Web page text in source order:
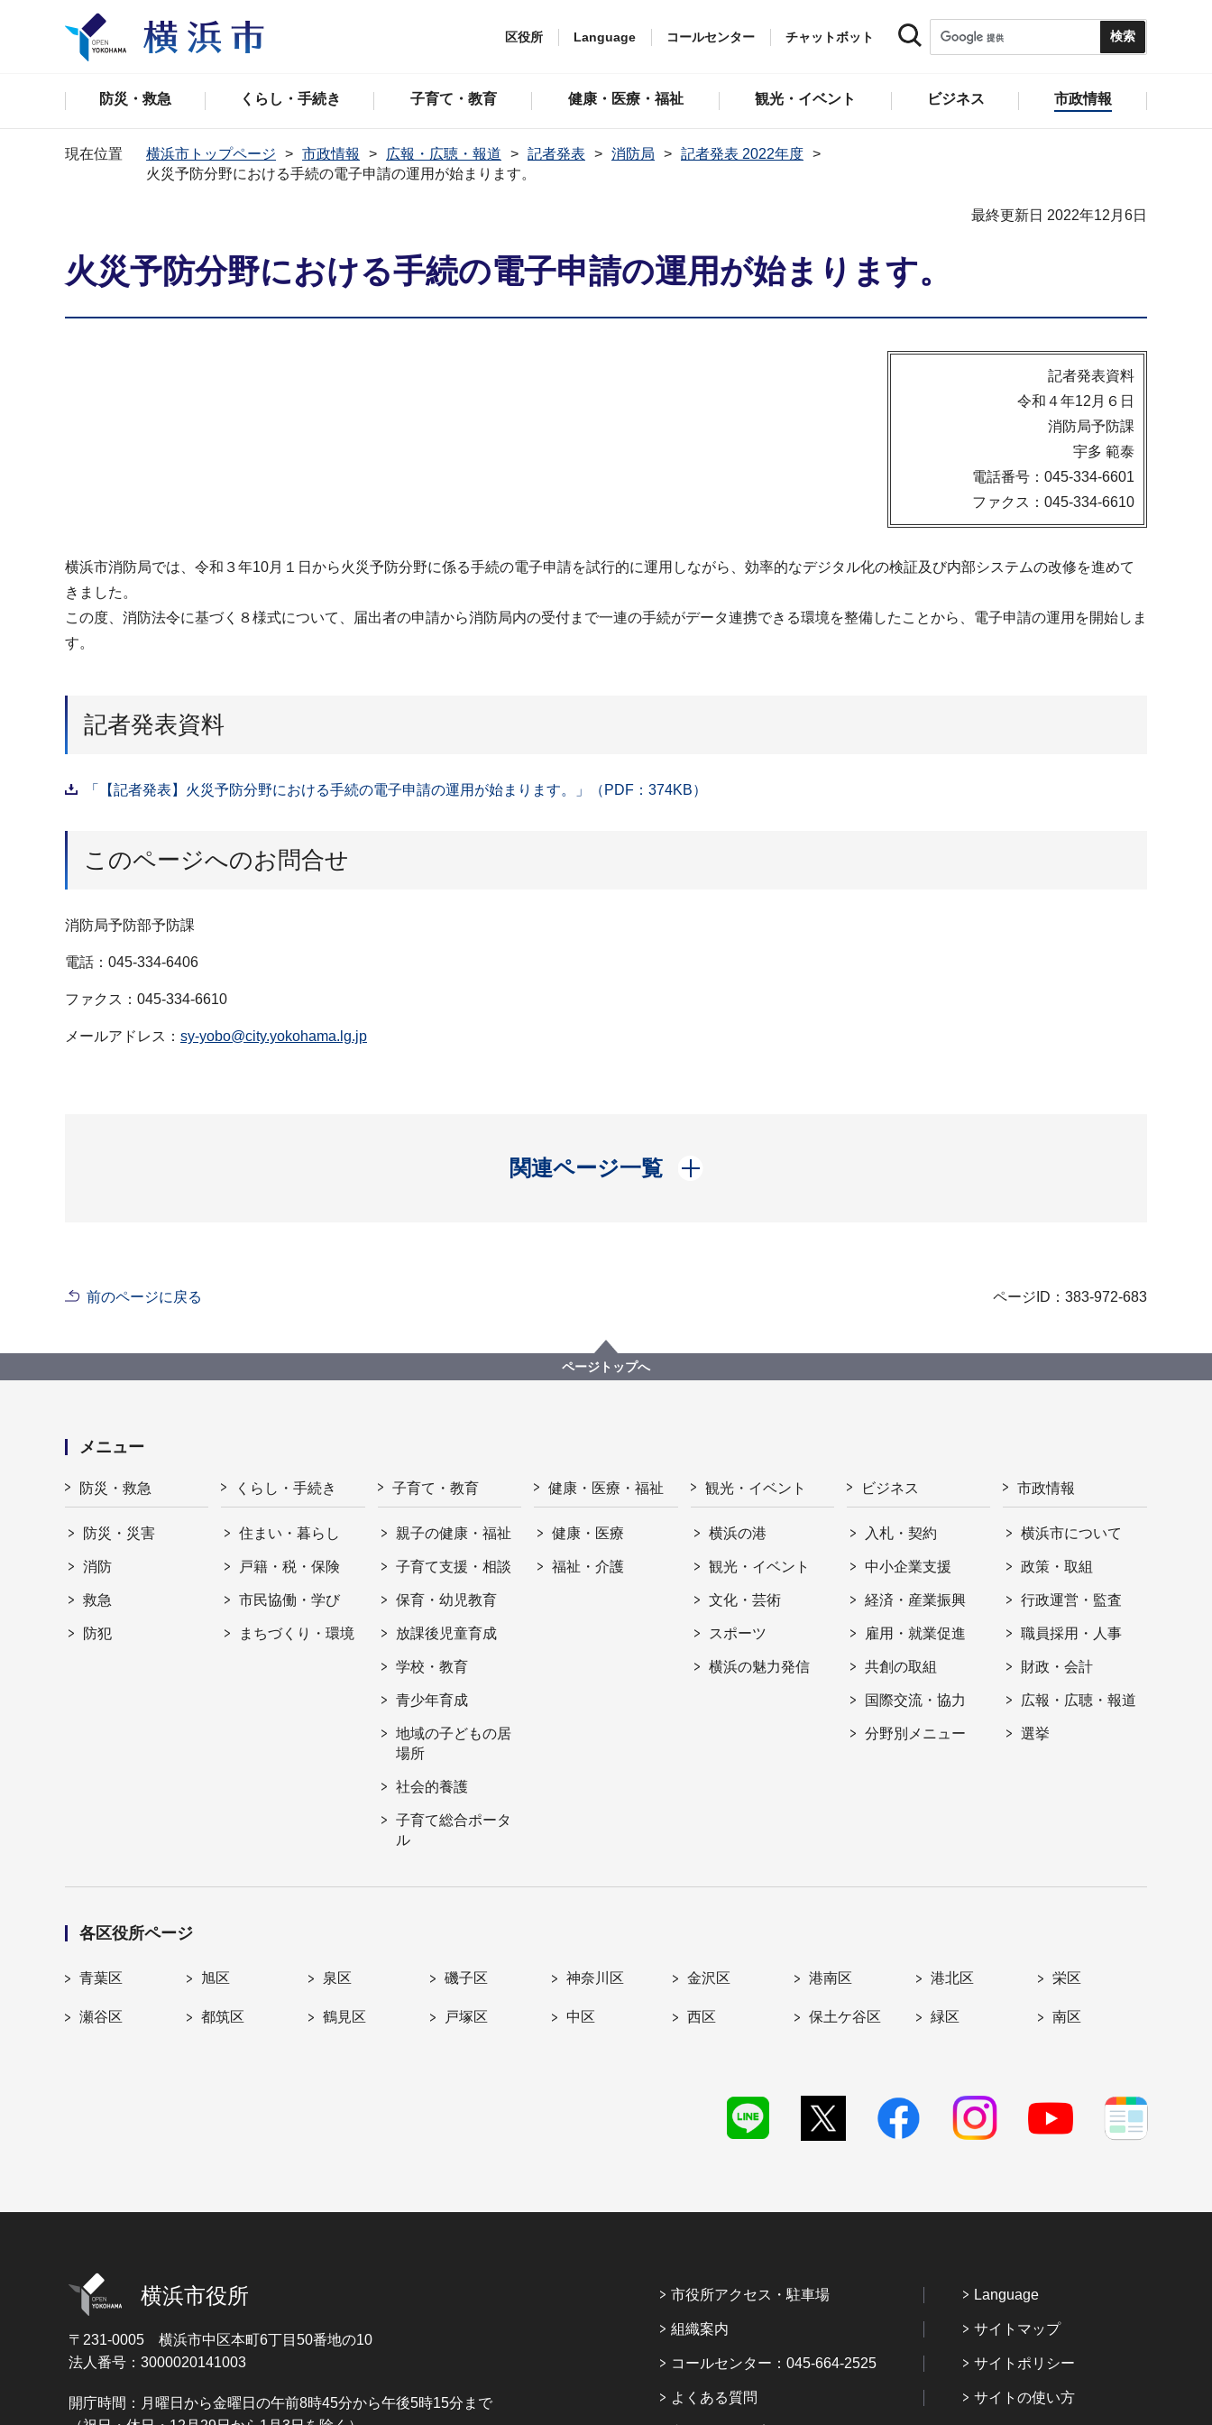
区役所 Language コールセンター チャットボット
防災・救急 くらし・手続き 子育て・教育 健康・医療・福祉 観光・イベント ビジネス 市政情報
現在位置 横浜市トップページ 市政情報 広報・広聴・報道 記者発表 消防局
記者発表 2022年度
火災予防分野における手続の電子申請の運用が始まります。
最終更新日 2022年12月6日
火災予防分野における手続の電子申請の運用が始まります。
記者発表資料
令和４年12月６日
消防局予防課
宇多 範泰
電話番号：045-334-6601
ファクス：045-334-6610
横浜市消防局では、令和３年10月１日から火災予防分野に係る手続の電子申請を試行的に運用しながら、効率的なデジタル化の検証及び内部システムの改修を進めて
きました。
この度、消防法令に基づく８様式について、届出者の申請から消防局内の受付まで一連の手続がデータ連携できる環境を整備したことから、電子申請の運用を開始しま
す。
記者発表資料
「【記者発表】火災予防分野における手続の電子申請の運用が始まります。」（PDF：374KB）
このページへのお問合せ
消防局予防部予防課
電話：045-334-6406
ファクス：045-334-6610
メールアドレス： sy-yobo@city.yokohama.lg.jp
関連ページ一覧
開く
前のページに戻る ページID：383-972-683
ページトップへ
メニュー
防災・救急
防災・災害
消防
救急
防犯
くらし・手続き
住まい・暮らし
戸籍・税・保険
市民協働・学び
まちづくり・環境
子育て・教育
親子の健康・福祉
子育て支援・相談
保育・幼児教育
放課後児童育成
学校・教育
青少年育成
地域の子どもの居
場所
社会的養護
子育て総合ポータ
ル
健康・医療・福祉
健康・医療
福祉・介護
観光・イベント
横浜の港
観光・イベント
文化・芸術
スポーツ
横浜の魅力発信
ビジネス
入札・契約
中小企業支援
経済・産業振興
雇用・就業促進
共創の取組
国際交流・協力
分野別メニュー
市政情報
横浜市について
政策・取組
行政運営・監査
職員採用・人事
財政・会計
広報・広聴・報道
選挙
各区役所ページ
青葉区 旭区 泉区 磯子区 神奈川区 金沢区 港南区 港北区 栄区
瀬谷区 都筑区 鶴見区 戸塚区 中区 西区 保土ケ谷区 緑区 南区
横浜市役所
〒231-0005 横浜市中区本町6丁目50番地の10
法人番号：3000020141003
開庁時間：月曜日から金曜日の午前8時45分から午後5時15分まで
市役所アクセス・駐車場
組織案内
コールセンター：045-664-2525
よくある質問
Language
サイトマップ
サイトポリシー
サイトの使い方